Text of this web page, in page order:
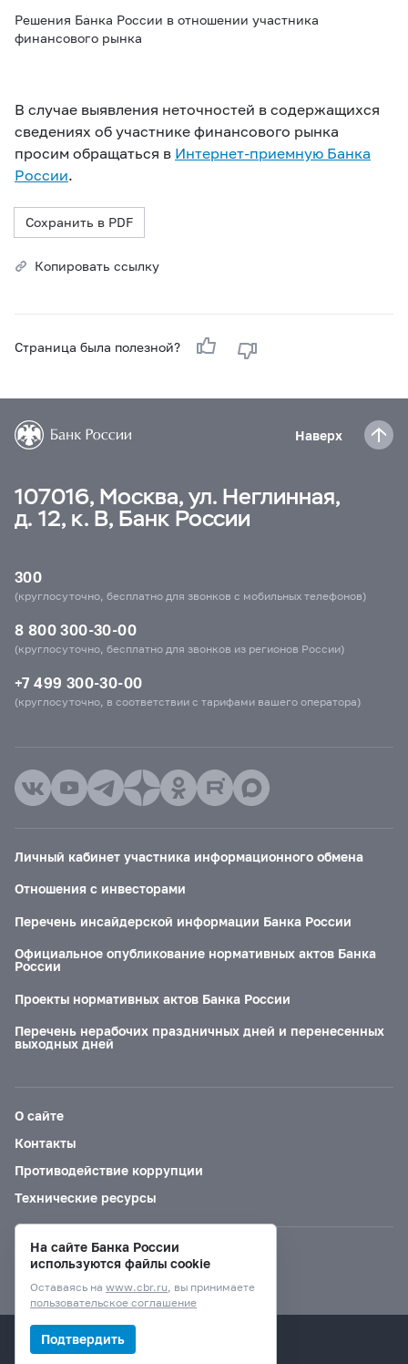
Решения Банка России в отношении участника
финансового рынка
В случае выявления неточностей в содержащихся
сведениях об участнике финансового рынка
просим обращаться в Интернет-приемную Банка
России.
Сохранить в PDF
Копировать ссылку
Страница была полезной?
Наверх
107016, Москва, ул. Неглинная,
д. 12, к. В, Банк России
300
(круглосуточно, бесплатно для звонков с мобильных телефонов)
8 800 300-30-00
(круглосуточно, бесплатно для звонков из регионов России)
+7 499 300-30-00
(круглосуточно, в соответствии с тарифами вашего оператора)
Личный кабинет участника информационного обмена
Отношения с инвесторами
Перечень инсайдерской информации Банка России
Официальное опубликование нормативных актов Банка
России
Проекты нормативных актов Банка России
Перечень нерабочих праздничных дней и перенесенных
выходных дней
О сайте
Контакты
Противодействие коррупции
Технические ресурсы
Версия для слабовидящих
© Банк России, 2000–2026.
На сайте Банка России
используются файлы cookie
Оставаясь на www.cbr.ru, вы принимаете
пользовательское соглашение
Подтвердить